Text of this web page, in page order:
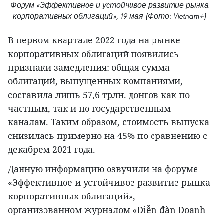
Форум «Эффективное и устойчивое развитие рынка
корпоративных облигаций», 19 мая (Фото: Vietnam+)
В первом квартале 2022 года на рынке
корпоративных облигаций появились
признаки замедления: общая сумма
облигаций, выпущенных компаниями,
составила лишь 57,6 трлн. донгов как по
частным, так и по государственным
каналам. Таким образом, стоимость выпуска
снизилась примерно на 45% по сравнению с
декабрем 2021 года.
Данную информацию озвучили на форуме
«Эффективное и устойчивое развитие рынка
корпоративных облигаций»,
организованном журналом «Diễn đàn Doanh